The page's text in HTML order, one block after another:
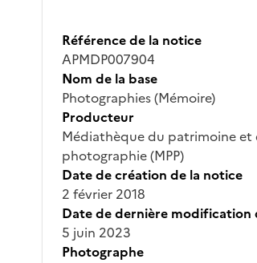
Référence de la notice
APMDP007904
Nom de la base
Photographies (Mémoire)
Producteur
Médiathèque du patrimoine et
photographie (MPP)
Date de création de la notice
2 février 2018
Date de dernière modification
5 juin 2023
Photographe